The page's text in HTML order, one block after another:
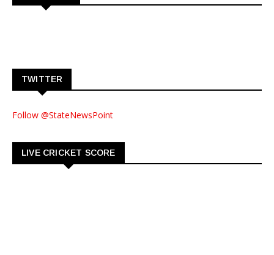
TWITTER
Follow @StateNewsPoint
LIVE CRICKET SCORE